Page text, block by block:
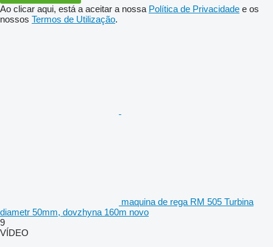
Ao clicar aqui, está a aceitar a nossa Política de Privacidade e os
nossos Termos de Utilização.
maquina de rega RM 505 Turbina
diametr 50mm, dovzhyna 160m novo
9
VÍDEO